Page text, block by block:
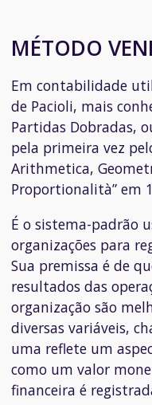
MÉTODO
Em contabilidade
de Pacioli, mais
Partidas Dobradas,
pela primeira vez
Arithmetica,
Proportionalità” em
É o sistema-padrão
organizações para
Sua premissa é de
resultados das
organização são
diversas variáveis,
uma reflete um
como um valor
financeira é